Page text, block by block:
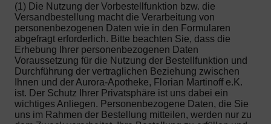
(1) Die Nutzung der Vorbestellfunktion bzw. die
Versandbestellung macht die Verarbeitung von
personenbezogenen Daten wie in den Formularen
abgefragt erforderlich. Bitte beachten Sie, dass die
Erhebung Ihrer personenbezogenen Daten
Voraussetzung für die Nutzung der Bestellfunktion und
Durchführung der vertraglichen Beziehung zwischen
Ihnen und der Aurora-Apotheke, Florian Martinoff e.K.
ist. Der Schutz Ihrer Privatsphäre ist uns dabei ein
wichtiges Anliegen. Personenbezogene Daten, die Sie
uns im Rahmen der Bestellung mitteilen, werden nur zu